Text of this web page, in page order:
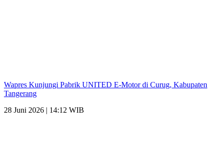
Wapres Kunjungi Pabrik UNITED E-Motor di Curug, Kabupaten
Tangerang
28 Juni 2026 | 14:12 WIB